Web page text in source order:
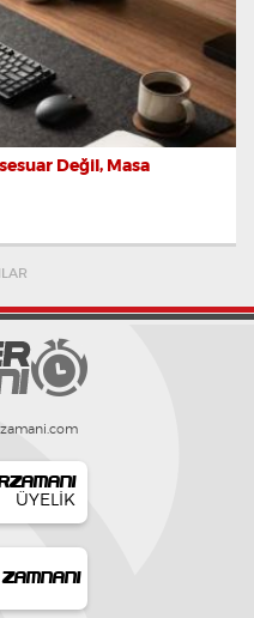
Değil, Masa
ÜYELIK
ZAMNANI